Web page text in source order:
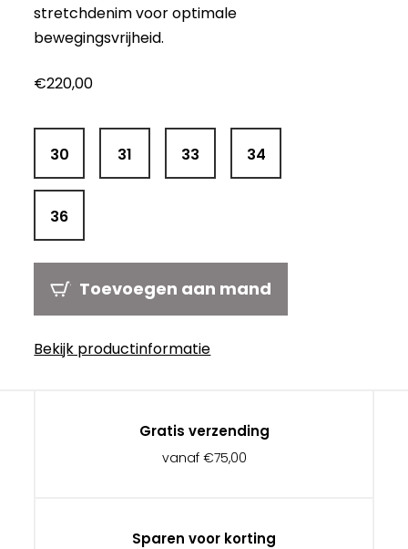
stretchdenim voor optimale
bewegingsvrijheid.
€220,00
30 31 33 34
36
Toevoegen aan mand
Bekijk productinformatie
Gratis verzending
vanaf €75,00
Sparen voor korting